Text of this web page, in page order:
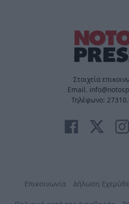
Στοιχεία
Email.
Τηλέφωνο:
Επικοινωνία Δήλωση